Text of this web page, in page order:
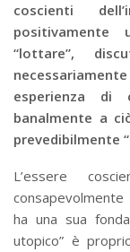
coscienti
positivamente
“lottare”,
esperienza
banalmente a
prevedibilmente
L’essere
ha una sua
utopico” è